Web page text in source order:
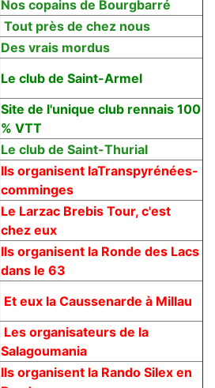
Nos copains de Bourgbarré
Tout près de chez nous
Des vrais mordus
Le club de Saint-Armel
Site de l'unique club rennais 100
% VTT
Le club de Saint-Thurial
Ils organisent laTranspyrénées-
comminges
Le Larzac Brebis Tour, c'est
chez eux
Ils organisent la Ronde des Lacs
dans le 63
Et eux la Caussenarde à Millau
Les organisateurs de la
Salagoumania
Ils organisent la Rando Silex en